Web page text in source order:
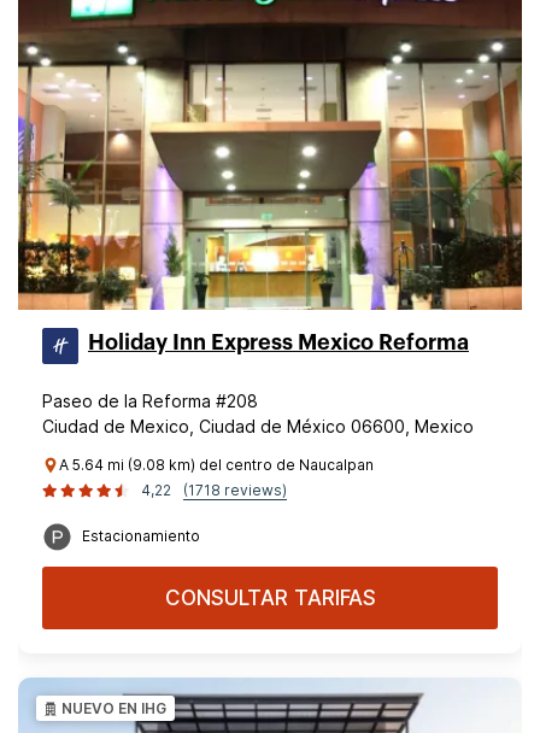
Holiday Inn Express Mexico Reforma
Paseo de la Reforma #208
Ciudad de Mexico, Ciudad de México 06600, Mexico
A 5.64 mi (9.08 km) del centro de Naucalpan
4,22
(1718 reviews)
Estacionamiento
CONSULTAR TARIFAS
NUEVO EN IHG